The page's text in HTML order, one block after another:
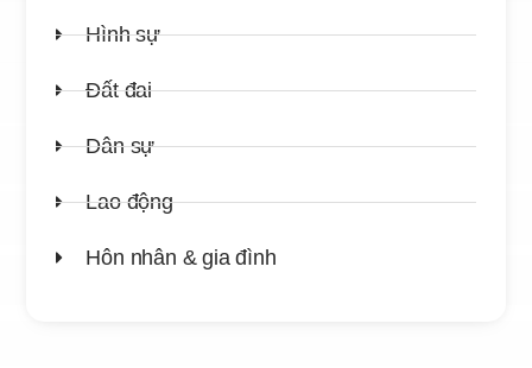
Hình sự
Đất đai
Dân sự
Lao động
Hôn nhân & gia đình